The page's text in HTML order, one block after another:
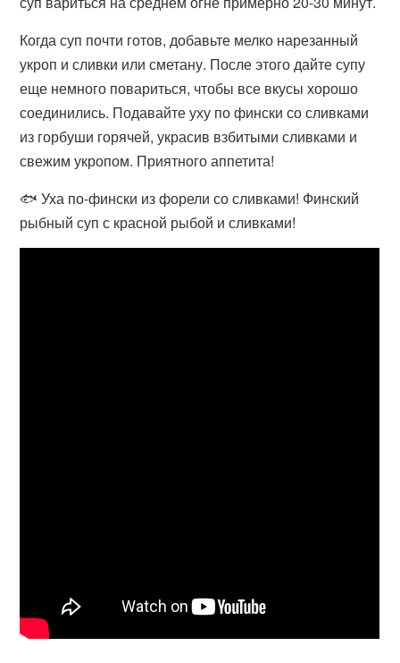
Когда суп почти готов, добавьте мелко нарезанный
укроп и сливки или сметану. После этого дайте супу
еще немного повариться, чтобы все вкусы хорошо
соединились. Подавайте уху по фински со сливками
из горбуши горячей, украсив взбитыми сливками и
свежим укропом. Приятного аппетита!
🐟 Уха по-фински из форели со сливками! Финский
рыбный суп с красной рыбой и сливками!